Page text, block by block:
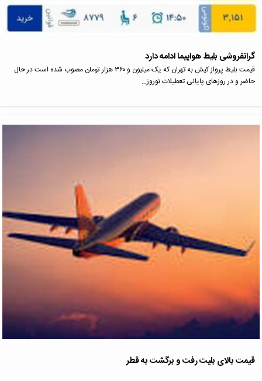
گرانفروشی بلیط هواپیما ادامه دارد
قیمت بلیط پرواز کیش به تهران که یک میلیون و ۳۶۰ هزار تومان مصوب شده است در حال
حاضر و در روزهای پایانی تعطیلات نوروز…
قیمت بالای بلیت رفت و برگشت به قطر